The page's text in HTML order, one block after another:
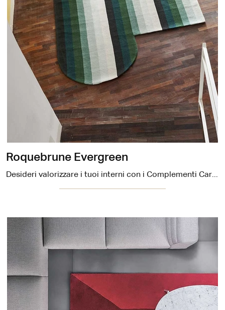
Roquebrune Evergreen
Desideri valorizzare i tuoi interni con i Complementi Carpet Edition? Ecco qui vari modelli di tappeti in tessuto come Roquebrune Evergreen.